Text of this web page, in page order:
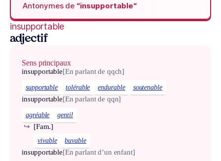
Antonymes de “insupportable“
insupportable
adjectif
Sens principaux
insupportable[En parlant de qqch]
supportable tolérable endurable soutenable
insupportable[En parlant de qqn]
agréable gentil
[Fam.]
↪
vivable buvable
insupportable[En parlant d’un enfant]